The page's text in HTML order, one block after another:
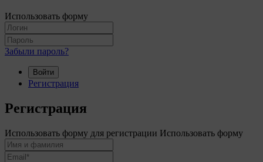
Использовать форму
Забыли пароль?
Войти
Регистрация
Регистрация
Использовать форму для регистрации Использовать форму